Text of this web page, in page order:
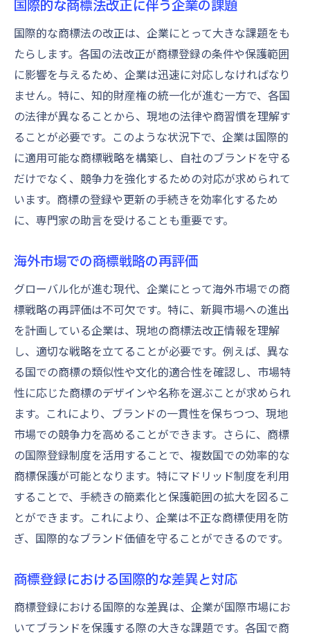
国際的な商標法改正に伴う企業の課題
国際的な商標法の改正は、企業にとって大きな課題をも
たらします。各国の法改正が商標登録の条件や保護範囲
に影響を与えるため、企業は迅速に対応しなければなり
ません。特に、知的財産権の統一化が進む一方で、各国
の法律が異なることから、現地の法律や商習慣を理解す
ることが必要です。このような状況下で、企業は国際的
に適用可能な商標戦略を構築し、自社のブランドを守る
だけでなく、競争力を強化するための対応が求められて
います。商標の登録や更新の手続きを効率化するため
に、専門家の助言を受けることも重要です。
海外市場での商標戦略の再評価
グローバル化が進む現代、企業にとって海外市場での商
標戦略の再評価は不可欠です。特に、新興市場への進出
を計画している企業は、現地の商標法改正情報を理解
し、適切な戦略を立てることが必要です。例えば、異な
る国での商標の類似性や文化的適合性を確認し、市場特
性に応じた商標のデザインや名称を選ぶことが求められ
ます。これにより、ブランドの一貫性を保ちつつ、現地
市場での競争力を高めることができます。さらに、商標
の国際登録制度を活用することで、複数国での効率的な
商標保護が可能となります。特にマドリッド制度を利用
することで、手続きの簡素化と保護範囲の拡大を図るこ
とができます。これにより、企業は不正な商標使用を防
ぎ、国際的なブランド価値を守ることができるのです。
商標登録における国際的な差異と対応
商標登録における国際的な差異は、企業が国際市場にお
いてブランドを保護する際の大きな課題です。各国で商